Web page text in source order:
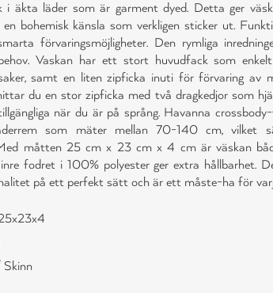
i äkta läder som är garment dyed. Detta ger
bohemisk känsla som verkligen sticker ut.
förvaringsmöjligheter. Den rymliga
Vaskan har ett stort huvudfack som
samt en liten zipficka inuti för förvaring av
du en stor zipficka med två dragkedjor som
när du är på språng. Havanna
som mäter mellan 70-140 cm, vilket
måtten 25 cm x 23 cm x 4 cm är väskan
fodret i 100% polyester ger extra hållbarhet.
på ett perfekt sätt och är ett måste-ha för
Skinn